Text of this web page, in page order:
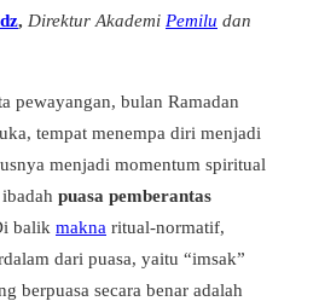
, Direktur Akademi Pemilu dan
pewayangan, bulan Ramadan
tempat menempa diri menjadi
menjadi momentum spiritual
puasa pemberantas
balik makna ritual-normatif,
dari puasa, yaitu “imsak”
berpuasa secara benar adalah